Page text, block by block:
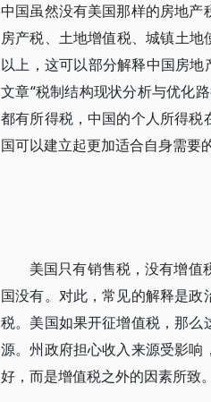
中国虽然没有美国那样的房地
房产税、土地增值税、城镇土
以上，这可以部分解释中国房
文章“税制结构现状分析与优化
都有所得税，中国的个人所得税
国可以建立起更加适合自身需要
美国只有销售税，没有增值
国没有。对此，常见的解释是
税。美国如果开征增值税，那
源。州政府担心收入来源受影
好，而是增值税之外的因素所致。